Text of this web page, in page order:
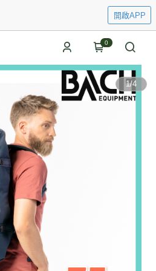
開啟APP
0
1/4